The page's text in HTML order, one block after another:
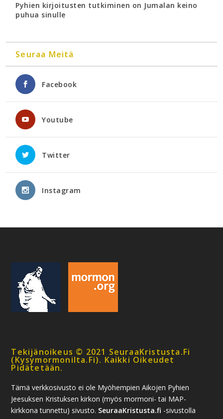
Pyhien kirjoitusten tutkiminen on Jumalan keino
puhua sinulle
Seuraa Meitä
Facebook
Youtube
Twitter
Instagram
Tekijänoikeus © 2021 SeuraaKristusta.fi
(kysymormonilta.fi). Kaikki Oikeudet
Pidätetään.
Tämä verkkosivusto ei ole Myöhempien Aikojen Pyhien
Jeesuksen Kristuksen kirkon (myös mormoni- tai MAP-
kirkkona tunnettu) sivusto. SeuraaKristusta.fi -sivustolla